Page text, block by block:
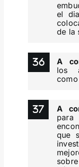
el
de la
A
los
A
que